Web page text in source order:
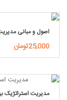
اصول و مبانی
25,000تومان
مدیریت استراتژیک